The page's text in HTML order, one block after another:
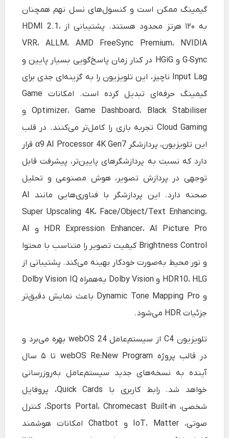
گیمینگ ممکن است و کنسول‌های نسل نهم همچنان
به ۱۲۰ هرتز محدود هستند. پشتیبانی از HDMI 2.1،
VRR، ALLM، AMD FreeSync Premium، NVIDIA
G‑Sync و HGiG در کنار زمان پاسخ‌گویی بسیار پایین و
Input Lag ناچیز، این تلویزیون را به گزینه‌ای جدی برای
گیمینگ حرفه‌ای تبدیل کرده است. امکانات Game
Optimizer، Game Dashboard، Black Stabiliser و
Cloud Gaming تجربه بازی را کامل‌تر می‌کنند. در قلب
این تلویزیون، پردازشگر α9 AI Processor 4K Gen7 قرار
دارد که نسبت به پردازشگرهای پایین‌تر، پیشرفت قابل
توجهی در پردازش تصویر، هوش مصنوعی و تحلیل
صحنه دارد. این پردازشگر با فناوری‌هایی مانند AI
Super Upscaling 4K، Face/Object/Text Enhancing،
HDR Expression Enhancer، AI Picture Pro و AI
Brightness Control کیفیت تصویر را متناسب با محتوا
و نور محیط به‌صورت خودکار بهینه می‌کند. پشتیبانی از
HDR10، HLG و Dolby Vision به‌همراه Dolby Vision IQ
و Dynamic Tone Mapping Pro باعث نمایش دقیق‌تر
جزئیات HDR می‌شود.
تلویزیون C4 از سیستم‌عامل webOS 24 بهره می‌برد و
در قالب پروژه webOS Re:New Program تا ۵ سال
آینده به نسخه‌های جدید سیستم‌عامل به‌روزرسانی
خواهد شد. رابط کاربری با Quick Cards، پروفایل
شخصی، Sports Portal، Chromecast Built‑in، کنترل
صوتی، IoT، Matter و Chatbot امکانات هوشمند